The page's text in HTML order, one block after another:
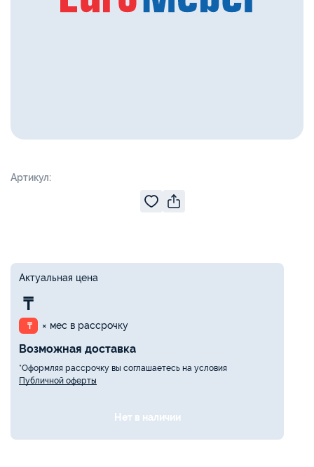
Артикул:
Актуальная цена
₸
₸ × мес в рассрочку
Возможная доставка
*Оформляя рассрочку вы соглашаетесь на условия
Публичной оферты
Нет в наличии